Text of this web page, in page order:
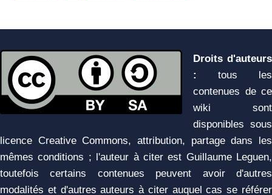
Droits d'auteurs
:
tous les
contenues de ce
wiki sont
disponibles sous
licence Creative Commons, attribution, partage dans les
mêmes conditions ; l'auteur à citer est Guillaume Leguen,
toutefois certains contenues peuvent avoir d'autres
modalités et d'autres auteurs à citer auquel cas se référer